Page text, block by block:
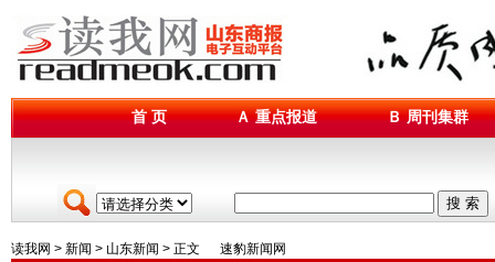
首 页 Ａ 重点报道 Ｂ 周刊集群
搜 索
读我网 > 新闻 > 山东新闻 > 正文 速豹新闻网